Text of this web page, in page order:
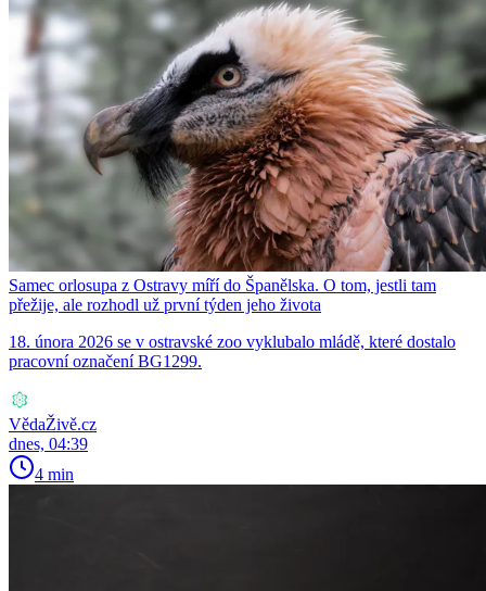
Samec orlosupa z Ostravy míří do Španělska. O tom, jestli tam
přežije, ale rozhodl už první týden jeho života
18. února 2026 se v ostravské zoo vyklubalo mládě, které dostalo
pracovní označení BG1299.
VědaŽivě.cz
dnes, 04:39
4 min